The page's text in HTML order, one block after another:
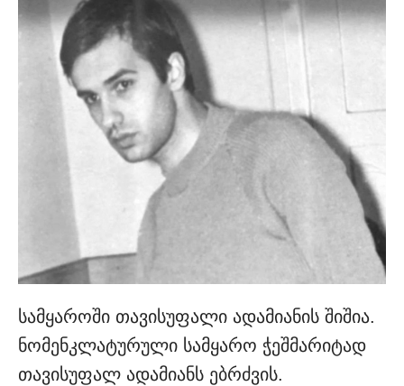
სამყაროში თავისუფალი ადამიანის შიშია.
ნომენკლატურული სამყარო ჭეშმარიტად
თავისუფალ ადამიანს ებრძვის.